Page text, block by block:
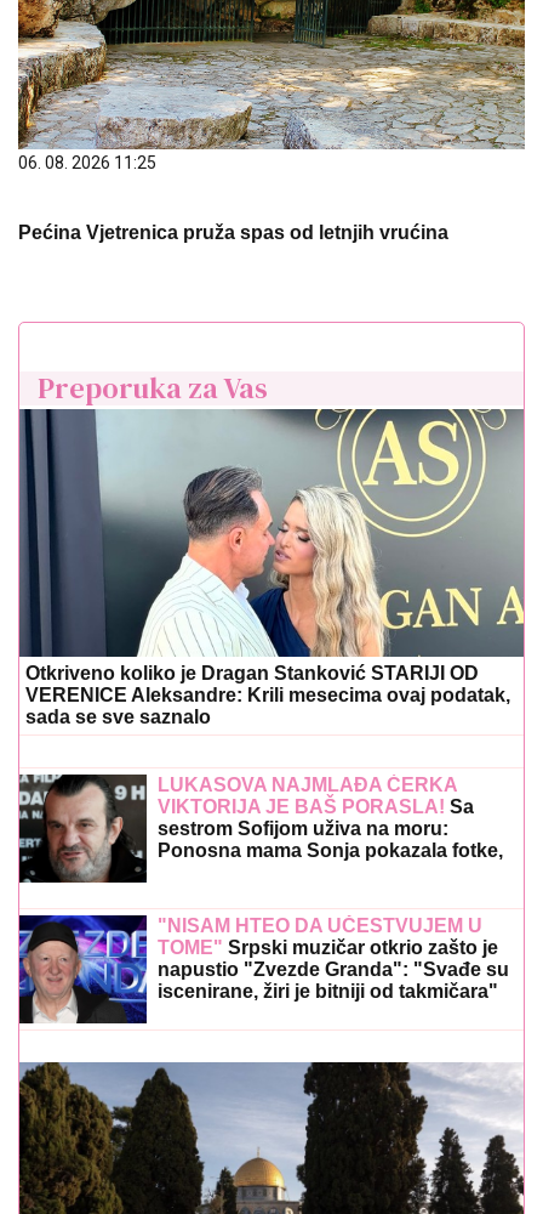
06. 08. 2026 11:25
Pećina Vjetrenica pruža spas od letnjih vrućina
Preporuka za Vas
Otkriveno koliko je Dragan Stanković STARIJI OD
VERENICE Aleksandre: Krili mesecima ovaj podatak,
sada se sve saznalo
LUKASOVA NAJMLAĐA ĆERKA
VIKTORIJA JE BAŠ PORASLA! Sa
sestrom Sofijom uživa na moru:
Ponosna mama Sonja pokazala fotke,
"NISAM HTEO DA UČESTVUJEM U
TOME" Srpski muzičar otkrio zašto je
napustio "Zvezde Granda": "Svađe su
iscenirane, žiri je bitniji od takmičara"